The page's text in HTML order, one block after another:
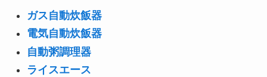
ガス自動炊飯器
電気自動炊飯器
自動粥調理器
ライスエース